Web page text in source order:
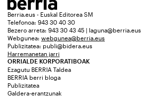
Berria.eus - Euskal Editorea SM
Telefonoa: 943 30 40 30
Bezero arreta: 943 30 43 45 | laguna@berria.eus
Webgunea: webgunea@berria.eus
Publizitatea: publi@bidera.eus
Harremanetan jarri
ORRIALDE KORPORATIBOAK
Ezagutu BERRIA Taldea
BERRIA berri bloga
Publizitatea
Galdera-erantzunak